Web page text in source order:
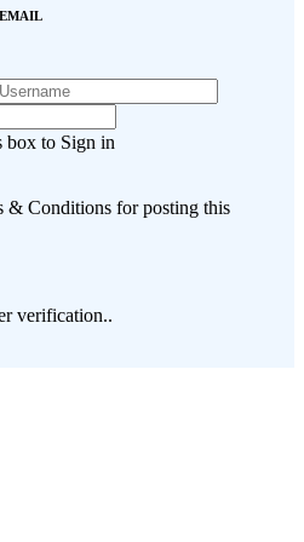
box to Sign in
& Conditions for posting this
verification..